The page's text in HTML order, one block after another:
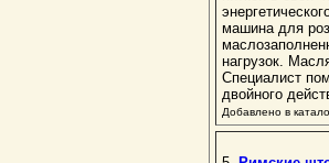
машина для
нагрузок.
Специалист
двойного
Добавлено в